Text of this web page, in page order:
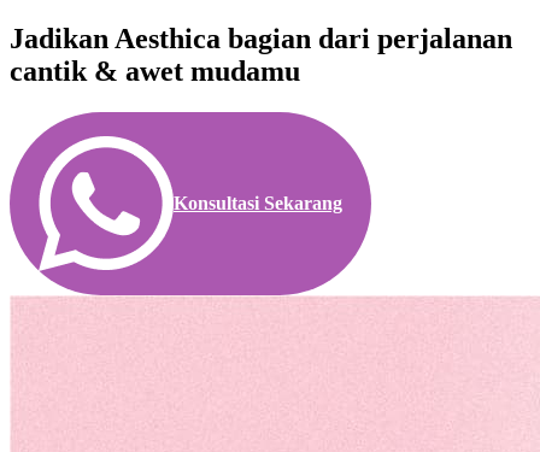
Jadikan Aesthica bagian dari perjalanan
cantik & awet mudamu
Konsultasi Sekarang